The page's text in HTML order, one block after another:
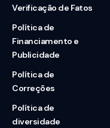
Verificação de Fatos
Política de
Financiamento e
Publicidade
Política de
Correções
Política de
diversidade